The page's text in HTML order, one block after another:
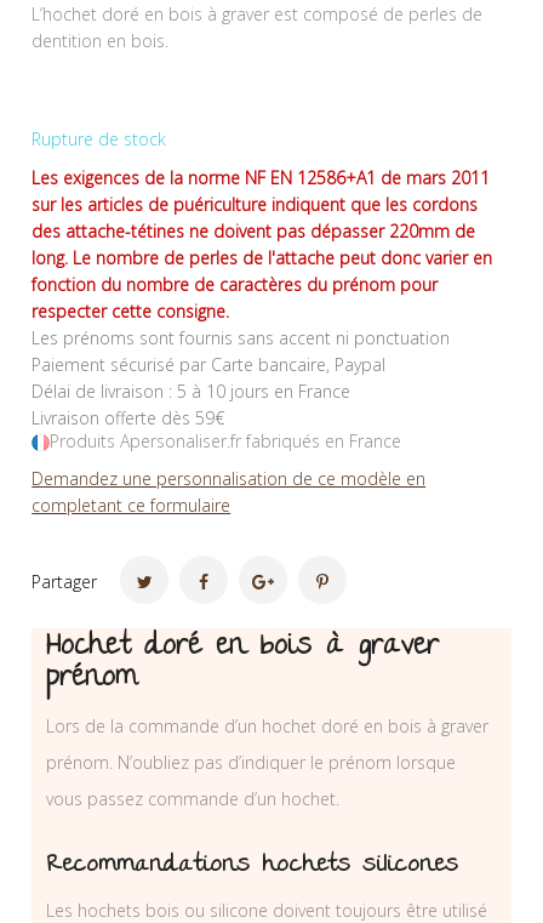
L’hochet doré en bois à graver est composé de perles de
dentition en bois.
Rupture de stock
Les exigences de la norme NF EN 12586+A1 de mars 2011
sur les articles de puériculture indiquent que les cordons
des attache-tétines ne doivent pas dépasser 220mm de
long. Le nombre de perles de l'attache peut donc varier en
fonction du nombre de caractères du prénom pour
respecter cette consigne.
Les prénoms sont fournis sans accent ni ponctuation
Paiement sécurisé par Carte bancaire, Paypal
Délai de livraison : 5 à 10 jours en France
Livraison offerte dès 59€
Produits Apersonaliser.fr fabriqués en France
Demandez une personnalisation de ce modèle en
completant ce formulaire
Partager
Hochet doré en bois à graver
prénom
Lors de la commande d’un hochet doré en bois à graver
prénom. N’oubliez pas d’indiquer le prénom lorsque
vous passez commande d’un hochet.
Recommandations hochets silicones
Les hochets bois ou silicone doivent toujours être utilisé